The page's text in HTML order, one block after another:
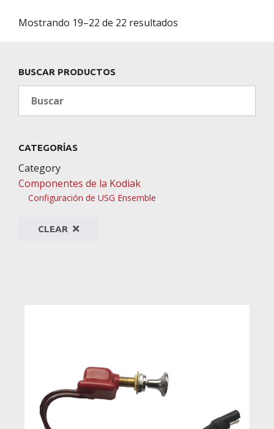
Mostrando 19–22 de 22 resultados
BUSCAR PRODUCTOS
CATEGORÍAS
Category
Componentes de la Kodiak
Configuración de USG Ensemble
CLEAR